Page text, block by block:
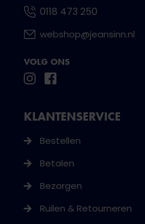
0118 473 250
webshop@jeansinn.nl
VOLG ONS
KLANTENSERVICE
Bestellen
Betalen
Bezorgen
Ruilen & Retourneren